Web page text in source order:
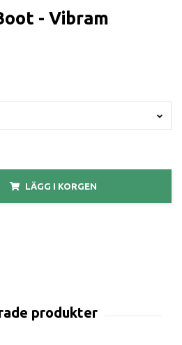
- Vibram
LÄGG I KORGEN